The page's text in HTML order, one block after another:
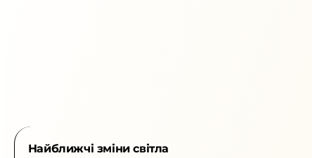
Найближчі зміни світла